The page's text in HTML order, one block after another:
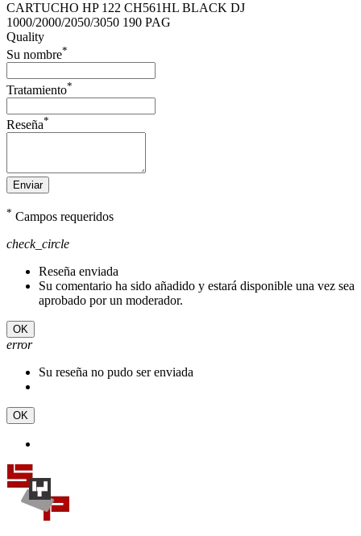
CARTUCHO HP 122 CH561HL BLACK DJ
1000/2000/2050/3050 190 PAG
Quality
Su nombre*
Tratamiento*
Reseña*
Enviar
* Campos requeridos
check_circle
Reseña enviada
Su comentario ha sido añadido y estará disponible una vez sea
aprobado por un moderador.
OK
error
Su reseña no pudo ser enviada
OK